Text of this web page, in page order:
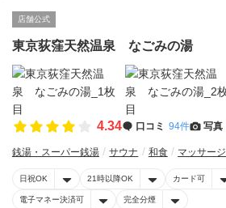
店舗公式
東京荻窪天然温泉 なごみの湯
4.34 口コミ 94件 写真
銭湯・スーパー銭湯 サウナ 和食 マッサージ
日祝OK 21時以降OK カード可
電子マネー決済可 完全分煙